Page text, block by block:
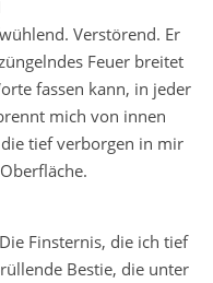
Verstörend. Er
Feuer breitet
fassen kann, in jeder
mich von innen
tief verborgen in mir
Finsternis, die ich tief
Bestie, die unter